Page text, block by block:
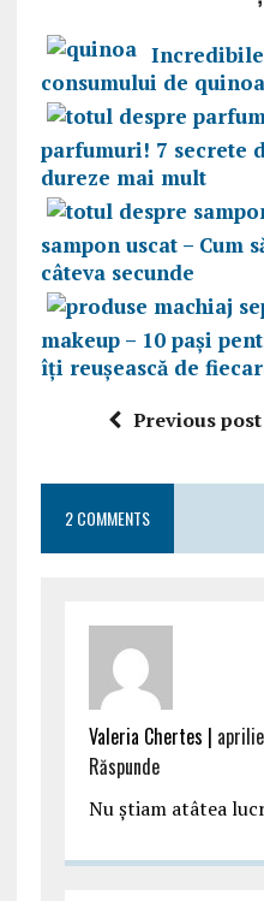
consumului de quinoa
parfumuri! 7 secrete
dureze mai mult
sampon uscat – Cum
câteva secunde
makeup – 10 pași
îți reușească de
Previous post
2 COMMENTS
Valeria Chertes |
Răspunde
Nu știam atâtea